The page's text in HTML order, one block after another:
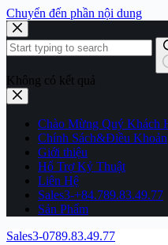
Chuyển đến phần nội dung
Không có kết quả
Chào Mừng Quý Khách
Chính Sách&Điều Khoản
Giới thiệu
Hổ Trợ Kỷ Thuật
Liên Hệ
Sales3-+84.789.83.49.77
Sản Phẩm
Sales3-0789.83.49.77